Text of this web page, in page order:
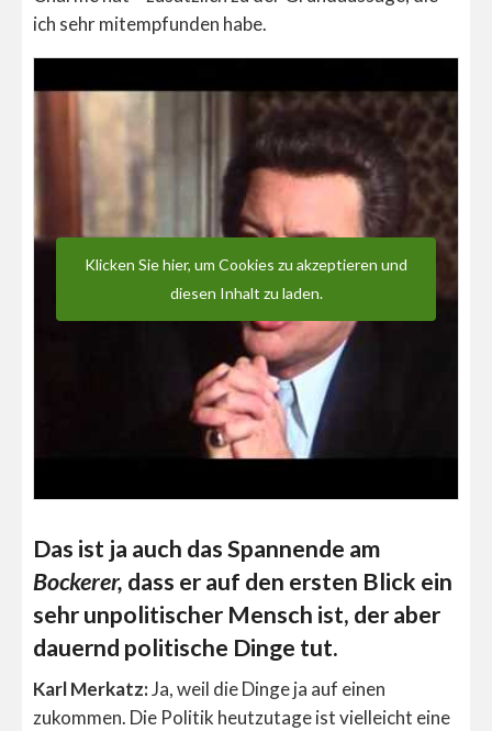
ich sehr mitempfunden habe.
Klicken Sie hier, um Cookies zu akzeptieren und
diesen Inhalt zu laden.
Das ist ja auch das Spannende am
Bockerer, dass er auf den ersten Blick ein
sehr unpolitischer Mensch ist, der aber
dauernd politische Dinge tut.
Karl Merkatz:Ja, weil die Dinge ja auf einen
zukommen. Die Politik heutzutage ist vielleicht eine